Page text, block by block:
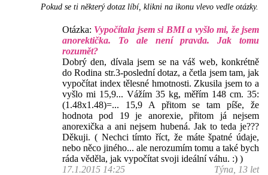
Pokud se ti některý dotaz líbí, klikni na ikonu vlevo vedle otázky.
Otázka: Vypočítala jsem si BMI a vyšlo mi, že jsem
anorektička. To ale není pravda. Jak tomu
rozumět?
Dobrý den, dívala jsem se na váš web, konkrétně
do Rodina str.3-poslední dotaz, a četla jsem tam, jak
vypočítat index tělesné hmotnosti. Zkusila jsem to a
vyšlo mi 15,9... Vážím 35 kg, měřím 148 cm. 35:
(1.48x1.48)=... 15,9 A přitom se tam píše, že
hodnota pod 19 je anorexie, přitom já nejsem
anorexička a ani nejsem hubená. Jak to teda je???
Děkuji. ( Nechci tímto říct, že máte špatné údaje,
nebo něco jiného... ale nerozumím tomu a také bych
ráda věděla, jak vypočítat svoji ideální váhu. :) )
17.1.2015 14:25
Týna, 13 let